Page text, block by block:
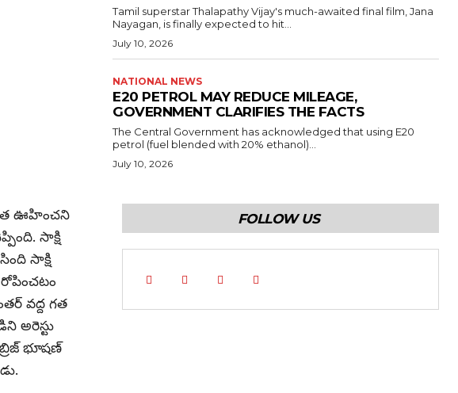
Tamil superstar Thalapathy Vijay's much-awaited final film, Jana
Nayagan, is finally expected to hit...
July 10, 2026
NATIONAL NEWS
E20 PETROL MAY REDUCE MILEAGE,
GOVERNMENT CLARIFIES THE FACTS
The Central Government has acknowledged that using E20
petrol (fuel blended with 20% ethanol)...
July 10, 2026
ఊహించని
సాక్షి
సాక్షి
వద్ద గత
అరెస్టు
భూషణ్
FOLLOW US